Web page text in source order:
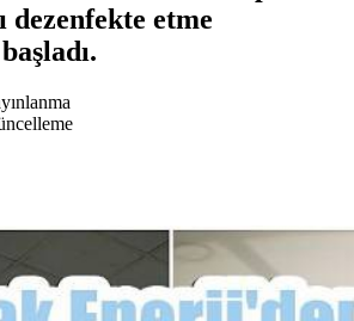
dezenfekte etme